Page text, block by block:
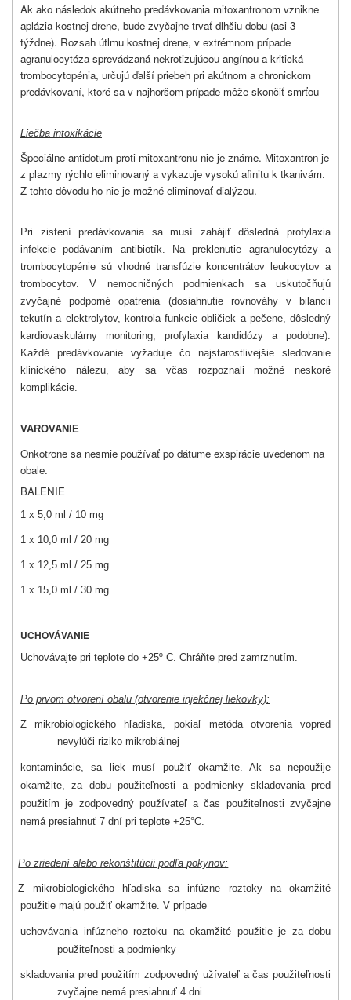
Ak ako následok akútneho predávkovania mitoxantronom vznikne
aplázia kostnej drene, bude zvyčajne trvať dlhšiu dobu (asi 3
týždne). Rozsah útlmu kostnej drene, v extrémnom prípade
agranulocytóza sprevádzaná nekrotizujúcou angínou a kritická
trombocytopénia, určujú ďalší priebeh pri akútnom a chronickom
predávkovaní, ktoré sa v najhoršom prípade môže skončiť smrťou
Liečba intoxikácie
Špeciálne antidotum proti mitoxantronu nie je známe. Mitoxantron je
z plazmy rýchlo eliminovaný a vykazuje vysokú afinitu k tkanivám.
Z tohto dôvodu ho nie je možné eliminovať dialýzou.
Pri zistení predávkovania sa musí zahájiť dôsledná profylaxia
infekcie podávaním antibiotík. Na preklenutie agranulocytózy a
trombocytopénie sú vhodné transfúzie koncentrátov leukocytov a
trombocytov. V nemocničných podmienkach sa uskutočňujú
zvyčajné podporné opatrenia (dosiahnutie rovnováhy v bilancii
tekutín a elektrolytov, kontrola funkcie obličiek a pečene, dôsledný
kardiovaskulárny monitoring, profylaxia kandidózy a podobne).
Každé predávkovanie vyžaduje čo najstarostlivejšie sledovanie
klinického nálezu, aby sa včas rozpoznali možné neskoré
komplikácie.
VAROVANIE
Onkotrone sa nesmie používať po dátume exspirácie uvedenom na
obale.
BALENIE
1 x 5,0 ml / 10 mg
1 x 10,0 ml / 20 mg
1 x 12,5 ml / 25 mg
1 x 15,0 ml / 30 mg
UCHOVÁVANIE
Uchovávajte pri teplote do +25º C. Chráňte pred zamrznutím.
Po prvom otvorení obalu (otvorenie injekčnej liekovky):
Z mikrobiologického hľadiska, pokiaľ metóda otvorenia vopred
nevylúči riziko mikrobiálnej
kontaminácie, sa liek musí použiť okamžite. Ak sa nepoužije
okamžite, za dobu použiteľnosti a podmienky skladovania pred
použitím je zodpovedný používateľ a čas použiteľnosti zvyčajne
nemá presiahnuť 7 dní pri teplote +25°C.
Po zriedení alebo rekonštitúcii podľa pokynov:
Z mikrobiologického hľadiska sa infúzne roztoky na okamžité
použitie majú použiť okamžite. V prípade
uchovávania infúzneho roztoku na okamžité použitie je za dobu
použiteľnosti a podmienky
skladovania pred použitím zodpovedný užívateľ a čas použiteľnosti
zvyčajne nemá presiahnuť 4 dni